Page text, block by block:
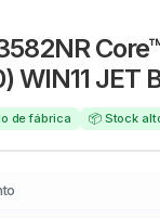
WIN11 JET
de fábrica 📦 Stock